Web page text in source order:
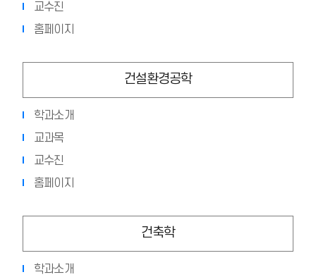
교수진
홈페이지
건설환경공학
학과소개
교과목
교수진
홈페이지
건축학
학과소개